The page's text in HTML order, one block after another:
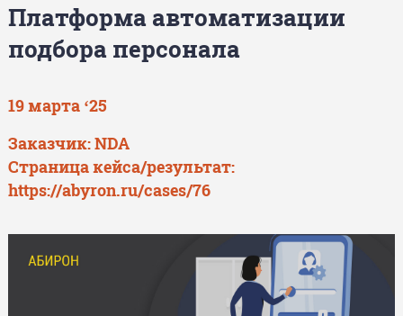
Платформа автоматизации
подбора персонала
19 марта ‘25
Заказчик: NDA
Страница кейса/результат:
https://abyron.ru/cases/76